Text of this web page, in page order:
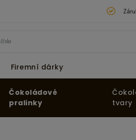
Firemní dárky
Čokoládové
pralinky
tvary